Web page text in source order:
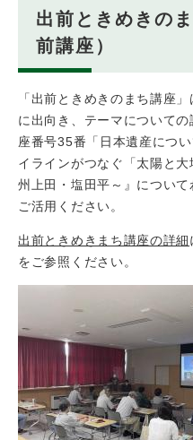
出前ときめきの
前講座）
「出前ときめきのまち講座
に出向き、テーマについて
座番号35番「日本遺産につ
イラインがつなぐ「太陽と
州上田・塩田平～』につい
ご活用ください。
出前ときめきまち講座の詳細
をご参照ください。